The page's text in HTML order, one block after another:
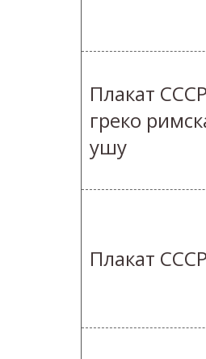
Плакат
греко
ушу
Плакат